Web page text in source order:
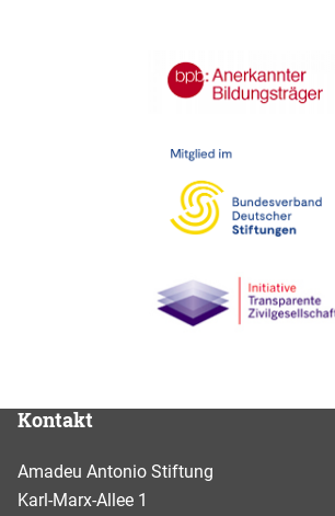
Kontakt
Amadeu Antonio Stiftung
Karl-Marx-Allee 1